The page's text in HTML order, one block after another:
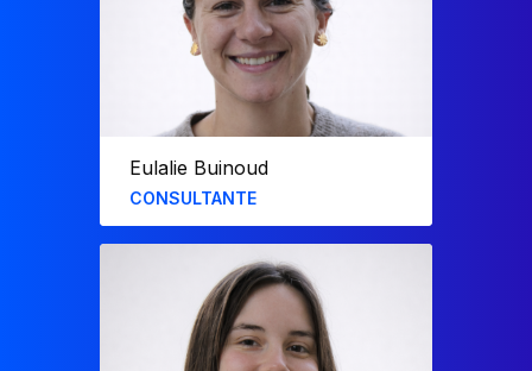
Eulalie Buinoud
CONSULTANTE
conçu des rapports interactifs pour
Sanofi et le fonds d’investissement IDIA
et a développé un modèle financier pour
le groupe RIVP.